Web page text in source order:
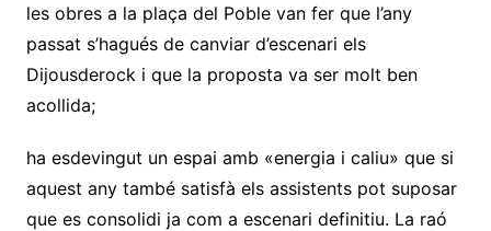
les obres a la plaça del Poble van fer que l’any
passat s’hagués de canviar d’escenari els
Dijousderock i que la proposta va ser molt ben
acollida;
ha esdevingut un espai amb «energia i caliu» que si
aquest any també satisfà els assistents pot suposar
que es consolidi ja com a escenari definitiu. La raó